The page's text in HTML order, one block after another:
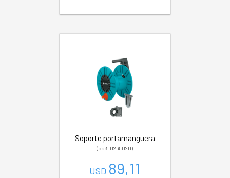
Soporte portamanguera
(cód. 0265020)
USD 89,11